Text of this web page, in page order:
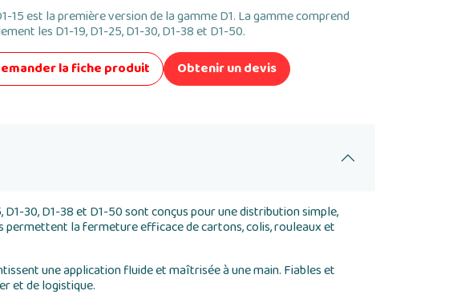
15 est la première version de la gamme D1. La gamme comprend
les D1-19, D1-25, D1-30, D1-38 et D1-50.
la fiche produit
Obtenir un devis
30, D1-38 et D1-50 sont conçus pour une distribution simple,
la fermeture efficace de cartons, colis, rouleaux et
une application fluide et maîtrisée à une main. Fiables et
et de logistique.